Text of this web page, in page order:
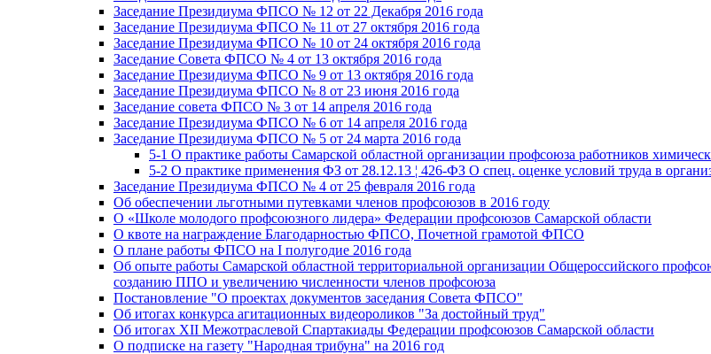
Заседание Президиума ФПСО № 12 от 22 Декабря 2016 года
Заседание Президиума ФПСО № 11 от 27 октября 2016 года
Заседание Президиума ФПСО № 10 от 24 октября 2016 года
Заседание Совета ФПСО № 4 от 13 октября 2016 года
Заседание Президиума ФПСО № 9 от 13 октября 2016 года
Заседание Президиума ФПСО № 8 от 23 июня 2016 года
Заседание совета ФПСО № 3 от 14 апреля 2016 года
Заседание Президиума ФПСО № 6 от 14 апреля 2016 года
Заседание Президиума ФПСО № 5 от 24 марта 2016 года
5-1 О практике работы Самарской областной организации профсоюза работников
5-2 О практике применения ФЗ от 28.12.13 ¦ 426-ФЗ О спец. оценке условий труда в
Заседание Президиума ФПСО № 4 от 25 февраля 2016 года
Об обеспечении льготными путевками членов профсоюзов в 2016 году
О «Школе молодого профсоюзного лидера» Федерации профсоюзов Самарской области
О квоте на награждение Благодарностью ФПСО, Почетной грамотой ФПСО
О плане работы ФПСО на I полугодие 2016 года
Об опыте работы Самарской областной территориальной организации Общероссийского
созданию ППО и увеличению численности членов профсоюза
Постановление "О проектах документов заседания Совета ФПСО"
Об итогах конкурса агитационных видеороликов "За достойный труд"
Об итогах XII Межотраслевой Спартакиады Федерации профсоюзов Самарской области
О подписке на газету "Народная трибуна" на 2016 год